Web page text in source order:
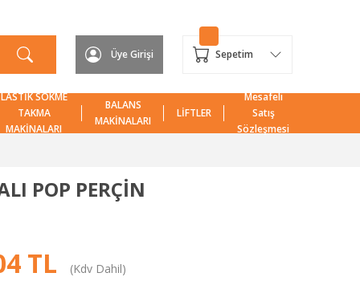
Üye Girişi Sepetim
LASTİK SÖKME
TAKMA
MAKİNALARI
BALANS
MAKİNALARI
LİFTLER
Mesafeli
Satış
Sözleşmesi
POP PERÇİN
TL (Kdv Dahil)